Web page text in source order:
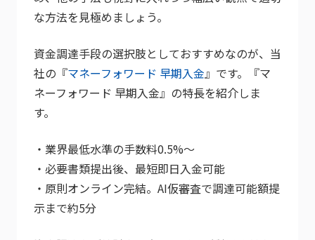
な方法を見極めましょう。
資金調達手段の選択肢としておすすめなのが、当
社の『マネーフォワード 早期入金』です。『マ
ネーフォワード 早期入金』の特長を紹介しま
す。
・業界最低水準の手数料0.5%～
・必要書類提出後、最短即日入金可能
・原則オンライン完結。AI仮審査で調達可能額提
示まで約5分